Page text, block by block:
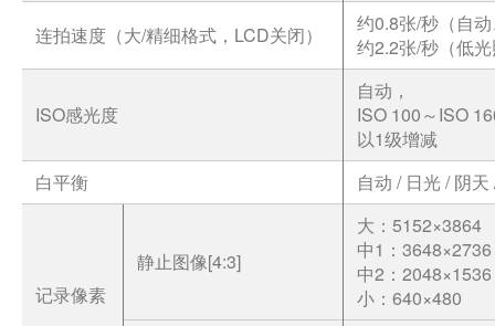
连拍速度（大/精细格式，LCD关闭）
约0.8张/秒（自
约2.2张/秒（低
ISO感光度
自动，
ISO 100～ISO
以1级增减
白平衡
自动 / 日光 / 阴
记录像素
静止图像[4:3]
大：5152×3864
中1：3648×2736
中2：2048×1536
小：640×480